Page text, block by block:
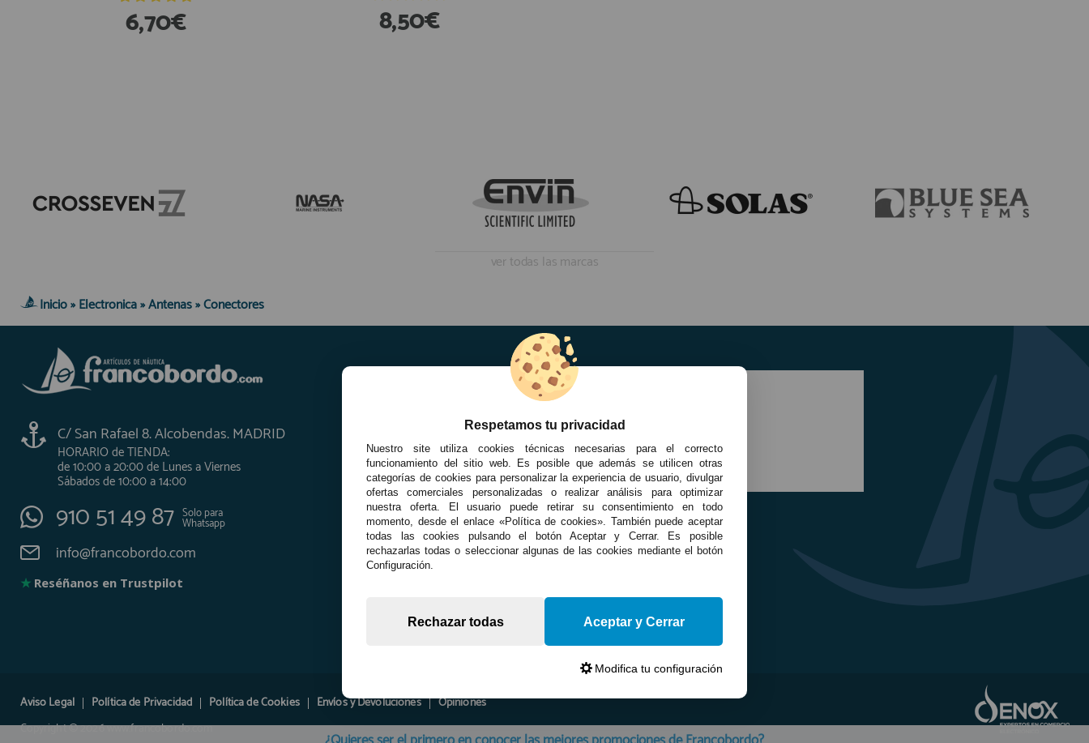
6,70€ 8,50€
ver todas las marcas
Inicio» Electronica»Antenas»Conectores
C/ San Rafael 8. Alcobendas. MADRID
HORARIO de TIENDA:
de 10:00 a 20:00 de Lunes a Viernes
Sábados de 10:00 a 14:00
910 51 49 87 Solo para
Whatsapp
info@francobordo.com
★Reséñanos en Trustpilot
Aviso Legal Política de Privacidad Política de Cookies Envíos y Devoluciones
Opiniones
Copyright © 2026 www.francobordo.com
Respetamos tu privacidad
Nuestro site utiliza cookies técnicas necesarias para el correcto
funcionamiento del sitio web. Es posible que además se utilicen otras
categorías de cookies para personalizar la experiencia de usuario, divulgar
ofertas comerciales personalizadas o realizar análisis para optimizar
nuestra oferta. El usuario puede retirar su consentimiento en todo
momento, desde el enlace «Política de cookies». También puede aceptar
todas las cookies pulsando el botón Aceptar y Cerrar. Es posible
rechazarlas todas o seleccionar algunas de las cookies mediante el botón
Configuración.
Rechazar todas Aceptar y Cerrar
Modifica tu configuración